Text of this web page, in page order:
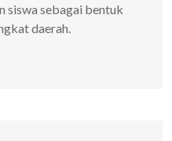
siswa sebagai bentuk
daerah.